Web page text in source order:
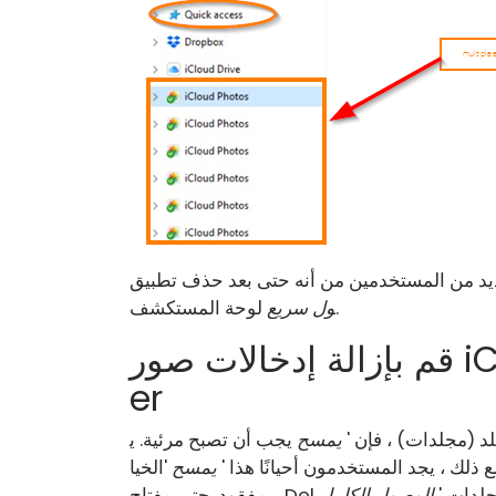
ول سريعلوحة المستكشف.
قم بإزالة إدخالات صور iCloud المكررة من File Explor
er
(مجلدات) ، فإن ' يمسح يجب أن تصبح مرئية. ي
ذلك ، يجد المستخدمون أحيانًا هذا ' يمسح 'الخيا